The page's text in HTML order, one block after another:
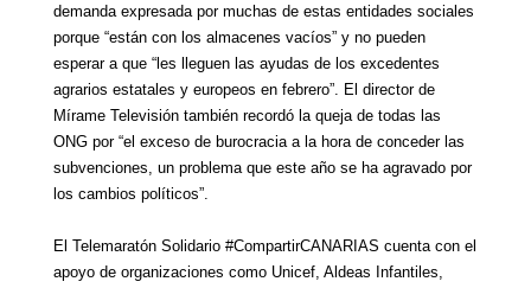
demanda expresada por muchas de estas entidades sociales
porque“están con los almacenes vacíos” y no pueden
esperar a que “les lleguen las ayudas de los excedentes
agrarios estatales y europeos en febrero”. El director de
Mírame Televisión también recordó la queja de todas las
ONG por “el exceso de burocracia a la hora de conceder las
subvenciones, un problema que este año se ha agravado por
los cambios políticos”.
El Telemaratón Solidario #CompartirCANARIAS cuenta con el
apoyo de organizaciones como Unicef, Aldeas Infantiles,